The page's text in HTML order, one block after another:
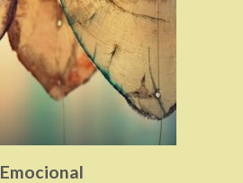
Emocional